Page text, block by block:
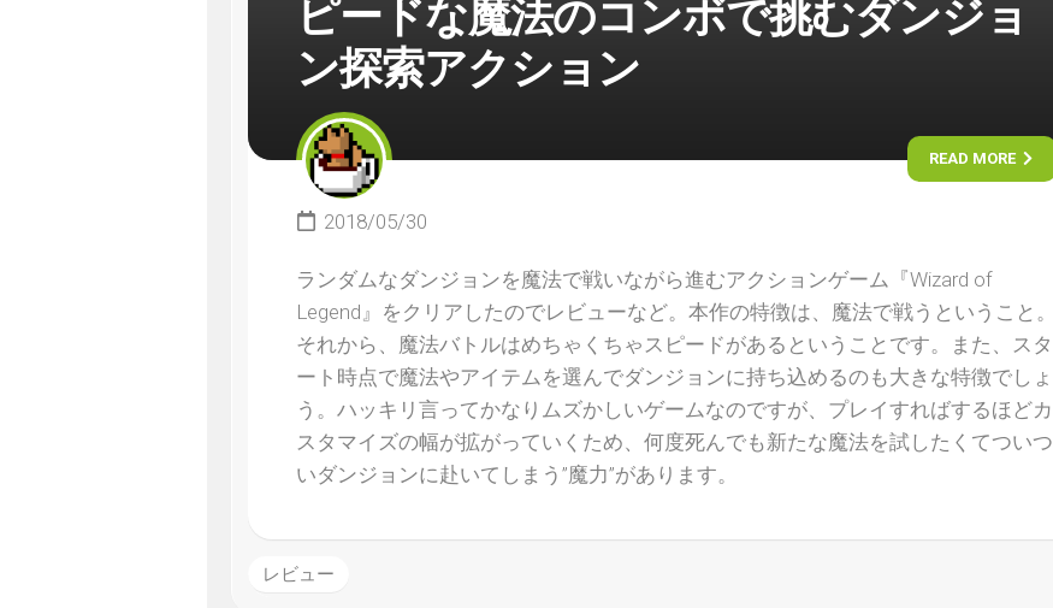
ピードな魔法のコンボで挑むダンジョ
ン探索アクション
READ MORE
2018/05/30
ランダムなダンジョンを魔法で戦いながら進むアクションゲーム『Wizard of
Legend』をクリアしたのでレビューなど。本作の特徴は、魔法で戦うということ。
それから、魔法バトルはめちゃくちゃスピードがあるということです。また、スタ
ート時点で魔法やアイテムを選んでダンジョンに持ち込めるのも大きな特徴でしょ
う。ハッキリ言ってかなりムズかしいゲームなのですが、プレイすればするほどカ
スタマイズの幅が拡がっていくため、何度死んでも新たな魔法を試したくてついつ
いダンジョンに赴いてしまう”魔力”があります。
レビュー